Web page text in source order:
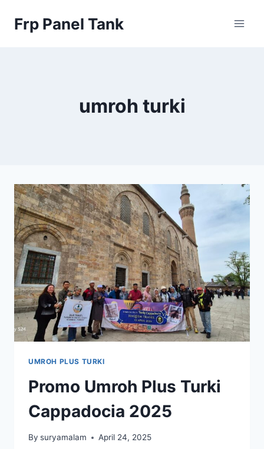
Frp Panel Tank
umroh turki
UMROH PLUS TURKI
Promo Umroh Plus Turki
Cappadocia 2025
By suryamalam April 24, 2025